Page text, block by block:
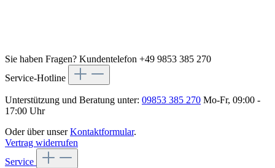
Sie haben Fragen? Kundentelefon +49 9853 385 270
Service-Hotline
Unterstützung und Beratung unter: 09853 385 270 Mo-Fr, 09:00 -
17:00 Uhr
Oder über unserKontaktformular.
Vertrag widerrufen
Service